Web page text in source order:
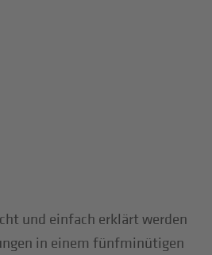
und einfach erklärt werden
in einem fünfminütigen